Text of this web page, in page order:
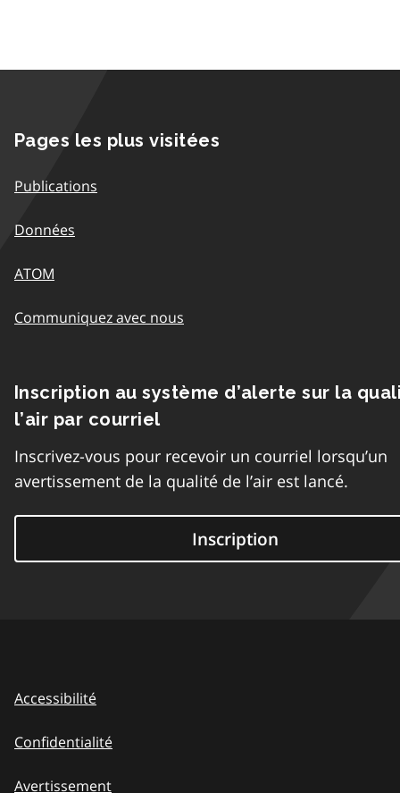
Pages les plus visitées
Publications
Données
ATOM
Communiquez avec nous
Inscription au système d’alerte sur la
l’air par courriel
Inscrivez-vous pour recevoir un courriel lorsqu’un
avertissement de la qualité de l’air est lancé.
Inscription
Accessibilité
Confidentialité
Avertissement